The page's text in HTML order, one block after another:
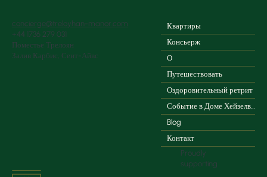
concierge@treloyhan-manor.com
+44 1736 279 031
Поместье Трелоян
Залив Карбис, Сент-Айвс
Квартиры
Консьерж
О
Путешествовать
Оздоровительный ретрит
Blog
Контакт
Proudly
supporting